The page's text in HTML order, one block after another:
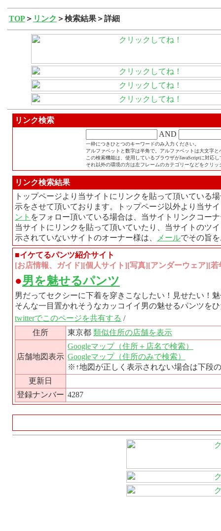
TOP ＞ リンク ＞検索結果＞詳細
リンク検索
AND
一枠につきひとつのキーワードのみ入力ください。
アルファベットと数字は半角で。アルファベットは大文字
この検索機能は、使用しているブラウザがJavaScriptに対応
それ以外の環境の方は左フレームのカテゴリーなどをクリ
リンク検索結果
トップページより当サイトにリンクを貼って頂いている
示をさせて頂いております。トップページ以外より当サ
ント をフォロー頂いている場合は、当サイトリンクコー
当サイトにリンクを貼って頂いていたり、当サイトのツ
示されていないサイトのオーナー様は、
メールでその旨
■イケてるパンツ紹介サイト
[お店情報、ガイド][個人サイト][写真][アンダーウェア][若
●男を魅せるパンツ
男だってセクシーに下着を穿きこなしたい！見せたい！
そんな一目置かれそうなカッコイイ男の魅せるパンツを
twitterでこのページを共有する /
住所
東京都 類似住所の店舗を表示
店舗地図表示
Googleマップ（住所＋店名で検索）
Googleマップ（住所のみで検索）
※↑地図が正しく表示されない場合は下段
更新日
登録ナンバー 4287